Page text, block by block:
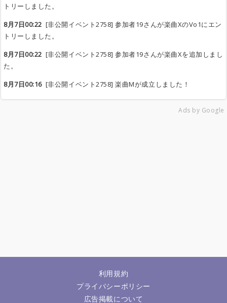
トリーしました。
8月7日00:22 [非公開イベント2758] 参加者19さんが楽曲XのVo1にエン
トリーしました。
8月7日00:22 [非公開イベント2758] 参加者19さんが楽曲Xを追加しまし
た。
8月7日00:16[非公開イベント2758] 楽曲Mが成立しました！
Ads by Google
利用規約
プライバシーポリシー
広告掲載について